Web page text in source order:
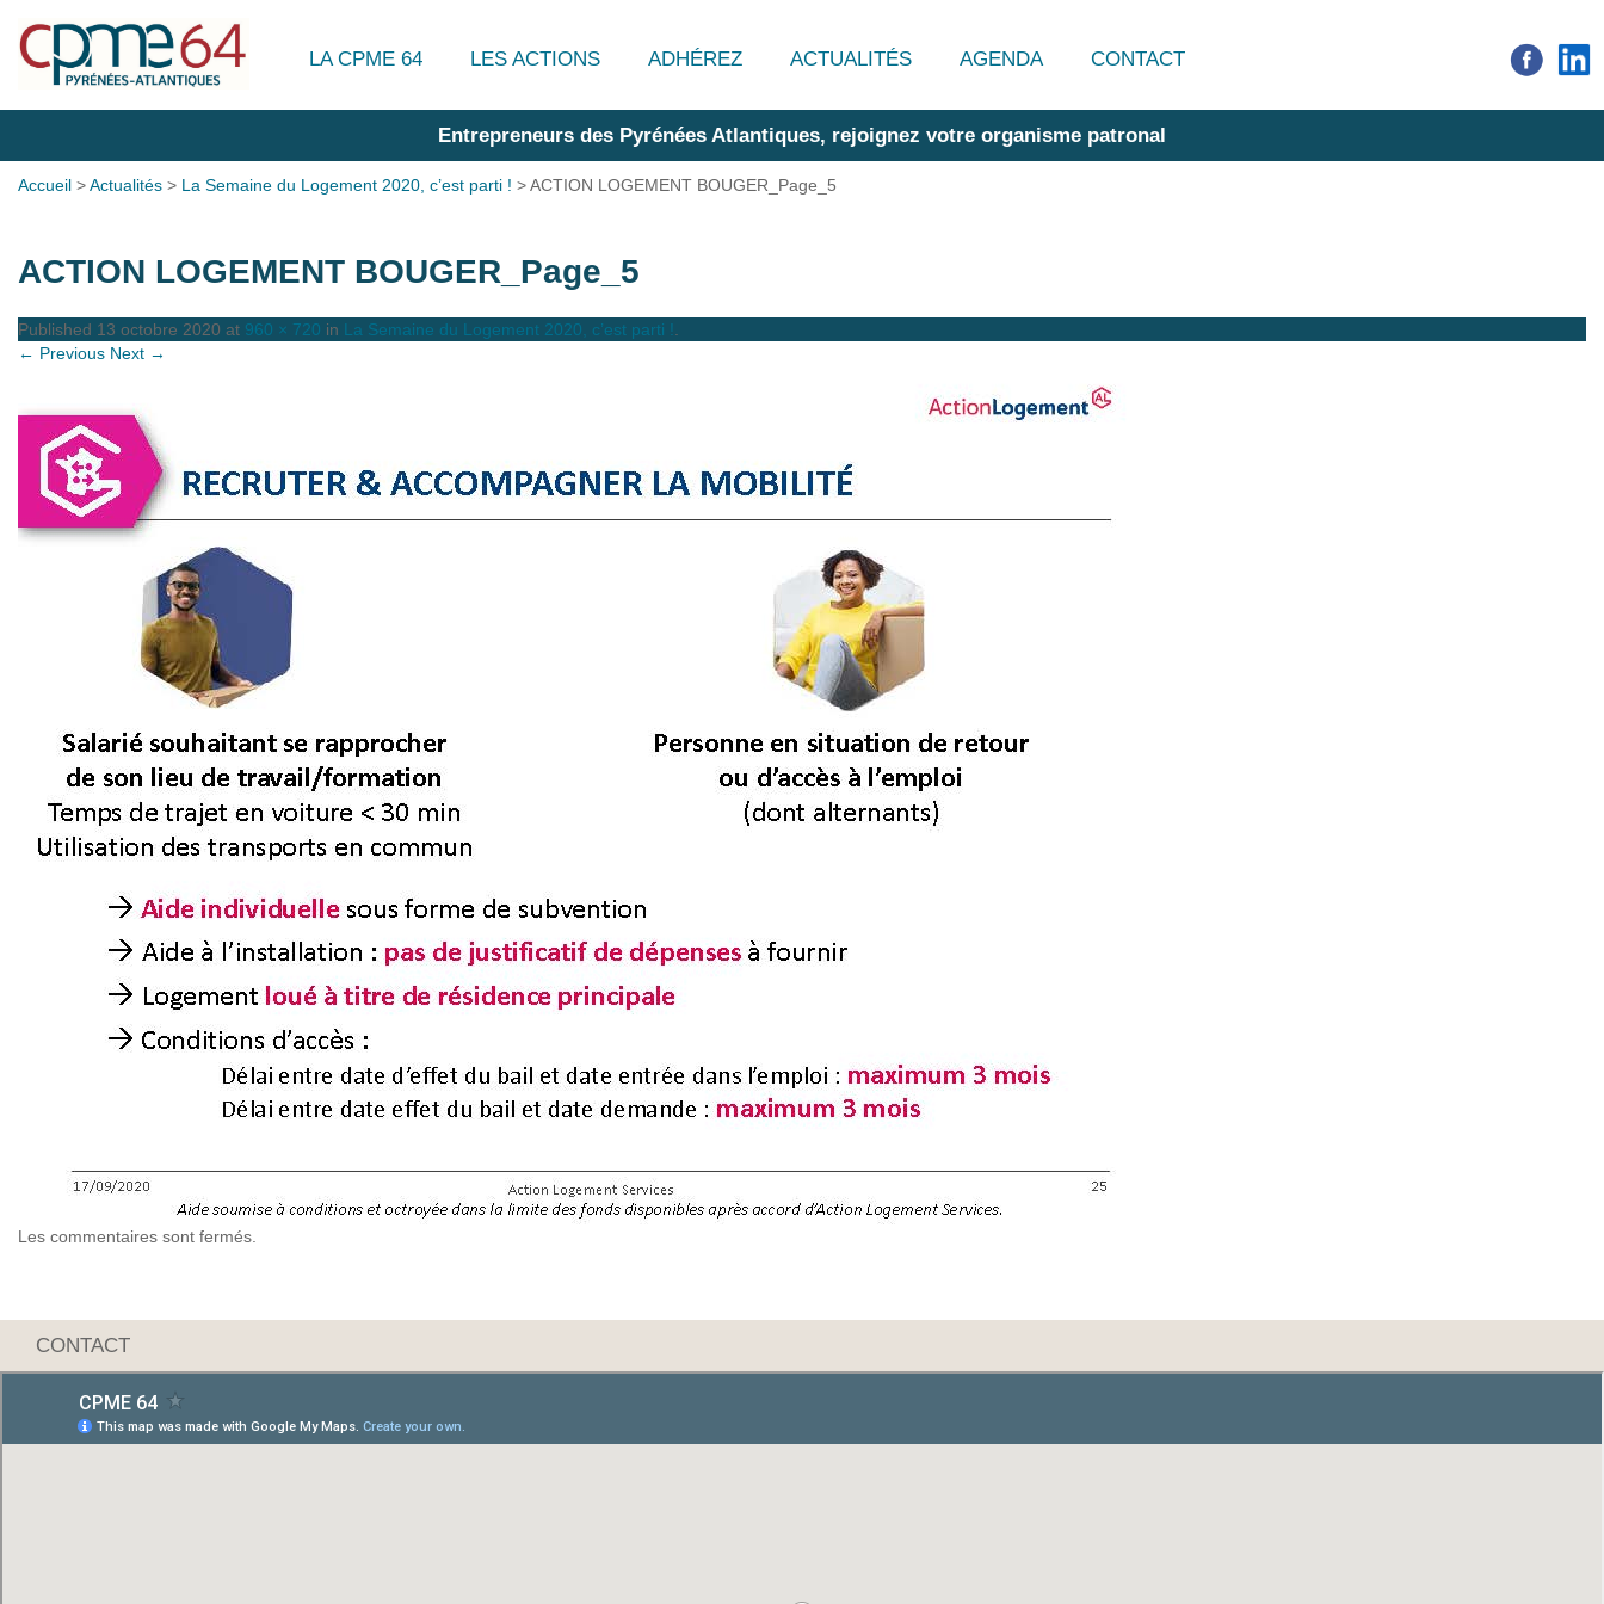
LA CPME 64 LES ACTIONS ADHÉREZ ACTUALITÉS AGENDA CONTACT
Entrepreneurs des Pyrénées Atlantiques, rejoignez votre organisme patronal
Accueil >Actualités > La Semaine du Logement 2020, c’est parti ! >ACTION LOGEMENT BOUGER_Page_5
ACTION LOGEMENT BOUGER_Page_5
Published 13 octobre 2020 at 960 × 720 in La Semaine du Logement 2020, c’est parti !
← Previous Next →
Les commentaires sont fermés.
CONTACT